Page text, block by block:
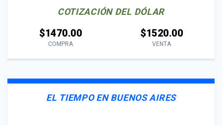
COTIZACIÓN DEL DÓLAR
$1470.00
COMPRA
$1520.00
VENTA
EL TIEMPO EN BUENOS AIRES